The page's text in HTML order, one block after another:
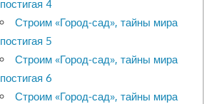
постигая 4
Строим «Город-сад», тайны мира
постигая 5
Строим «Город-сад», тайны мира
постигая 6
Строим «Город-сад», тайны мира